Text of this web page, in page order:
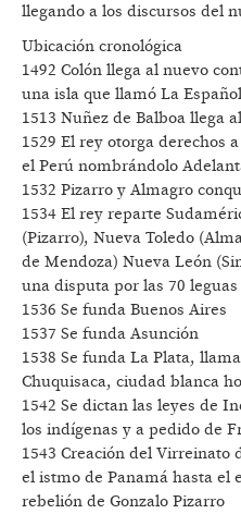
llegando a los discursos del
Ubicación cronológica
1492 Colón llega al nuevo
una isla que llamó La
1513 Nuñez de Balboa llega
1529 El rey otorga derechos
el Perú nombrándolo
1532 Pizarro y Almagro
1534 El rey reparte
(Pizarro), Nueva Toledo
de Mendoza) Nueva León
una disputa por las 70 leguas
1536 Se funda Buenos Aires
1537 Se funda Asunción
1538 Se funda La Plata,
Chuquisaca, ciudad blanca
1542 Se dictan las leyes de
los indígenas y a pedido de
1543 Creación del Virreinato
el istmo de Panamá hasta el
rebelión de Gonzalo Pizarro